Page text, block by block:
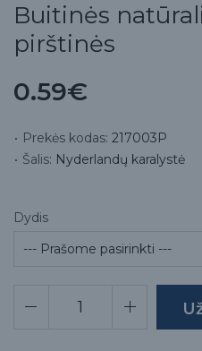
Buitinės
pirštinės
0.59€
Prekės kodas: 217003P
Šalis: Nyderlandų karalystė
Dydis